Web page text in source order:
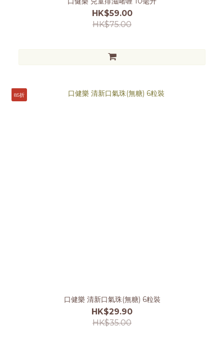
HK$59.00
HK$75.00
85折
口健樂 清新口氣珠(無糖) 6粒裝
HK$29.90
HK$35.00